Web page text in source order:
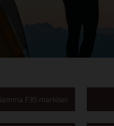
F35 markiser